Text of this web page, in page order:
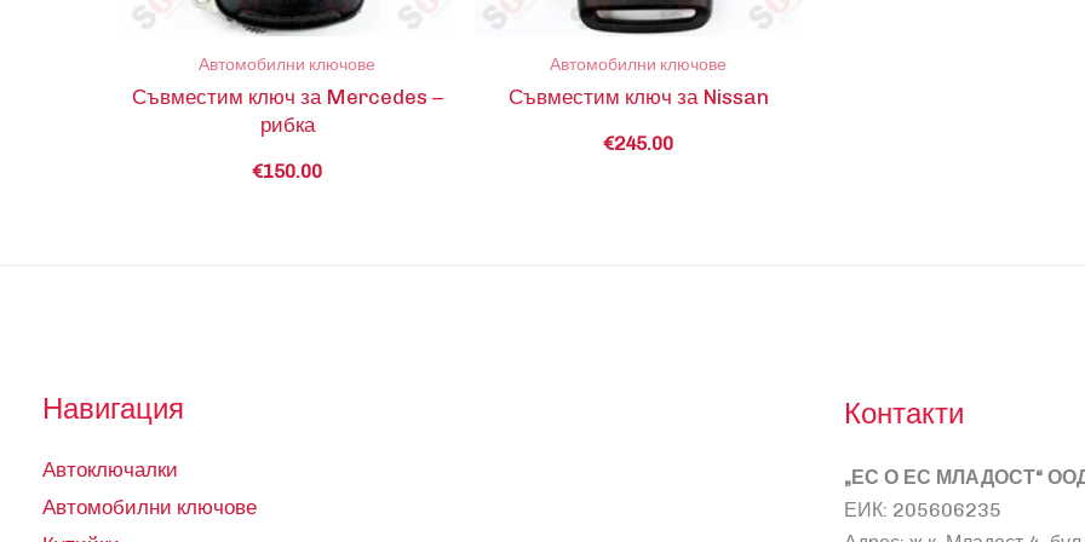
Автомобилни ключове
Съвместим ключ за Mercedes –
рибка
€150.00
Автомобилни ключове
Съвместим ключ за Nissan
€245.00
Навигация
Автоключалки
Автомобилни ключове
Контакти
„ЕС О ЕС МЛАДОСТ“
ЕИК: 205606235